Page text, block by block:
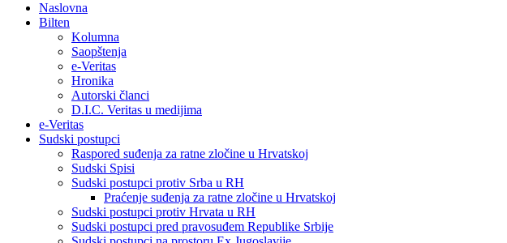
Naslovna
Bilten
Kolumna
Saopštenja
e-Veritas
Hronika
Autorski članci
D.I.C. Veritas u medijima
e-Veritas
Sudski postupci
Raspored suđenja za ratne zločine u Hrvatskoj
Sudski Spisi
Sudski postupci protiv Srba u RH
Praćenje suđenja za ratne zločine u Hrvatskoj
Sudski postupci protiv Hrvata u RH
Sudski postupci pred pravosuđem Republike Srbije